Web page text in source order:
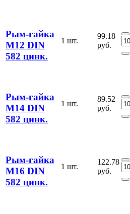
Рым-гайка
М12 DIN
582 цинк.
1 шт.
99.18
руб.
Рым-гайка
М14 DIN
582 цинк.
1 шт.
89.52
руб.
Рым-гайка
М16 DIN
582 цинк.
1 шт.
122.78
руб.